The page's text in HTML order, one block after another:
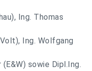
Ing. Thomas
Ing. Wolfgang
sowie Dipl.Ing.